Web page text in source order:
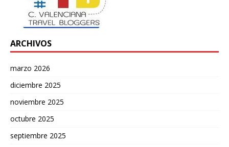
ARCHIVOS
marzo 2026
diciembre 2025
noviembre 2025
octubre 2025
septiembre 2025